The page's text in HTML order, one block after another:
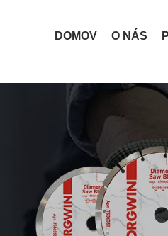
DOMOV O NÁS